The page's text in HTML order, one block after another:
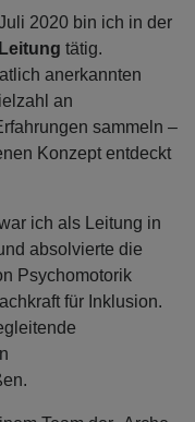
2020 bin ich in der
Leitung tätig.
anerkannten
an
sammeln –
Konzept entdeckt
ich als Leitung in
absolvierte die
Psychomotorik
für Inklusion.